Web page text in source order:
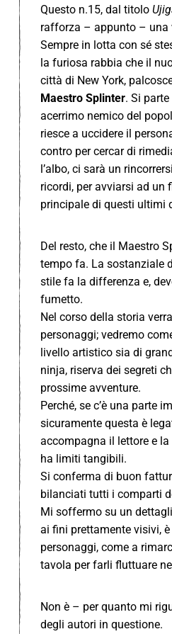
Questo n.15, dal titolo
rafforza – appunto –
Sempre in lotta con sé
la furiosa rabbia che il
città di New York,
Maestro Splinter. Si
acerrimo nemico del
riesce a uccidere il
contro per cercar di
l’albo, ci sarà un
ricordi, per avviarsi ad un
principale di questi ultimi
Del resto, che il Maestro
tempo fa. La sostanziale
stile fa la differenza e,
fumetto.
Nel corso della storia
personaggi; vedremo
livello artistico sia di
ninja, riserva dei segreti
prossime avventure.
Perché, se c’è una parte
sicuramente questa è
accompagna il lettore e
ha limiti tangibili.
Si conferma di buon
bilanciati tutti i comparti
Mi soffermo su un
ai fini prettamente visivi,
personaggi, come a
tavola per farli fluttuare
Non è – per quanto mi
degli autori in questione.